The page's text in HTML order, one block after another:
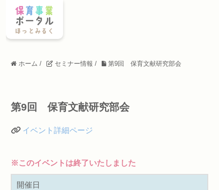
ホーム / セミナー情報 / 第9回 保育文献研究部会
第9回 保育文献研究部会
イベント詳細ページ
※このイベントは終了いたしました
開催日